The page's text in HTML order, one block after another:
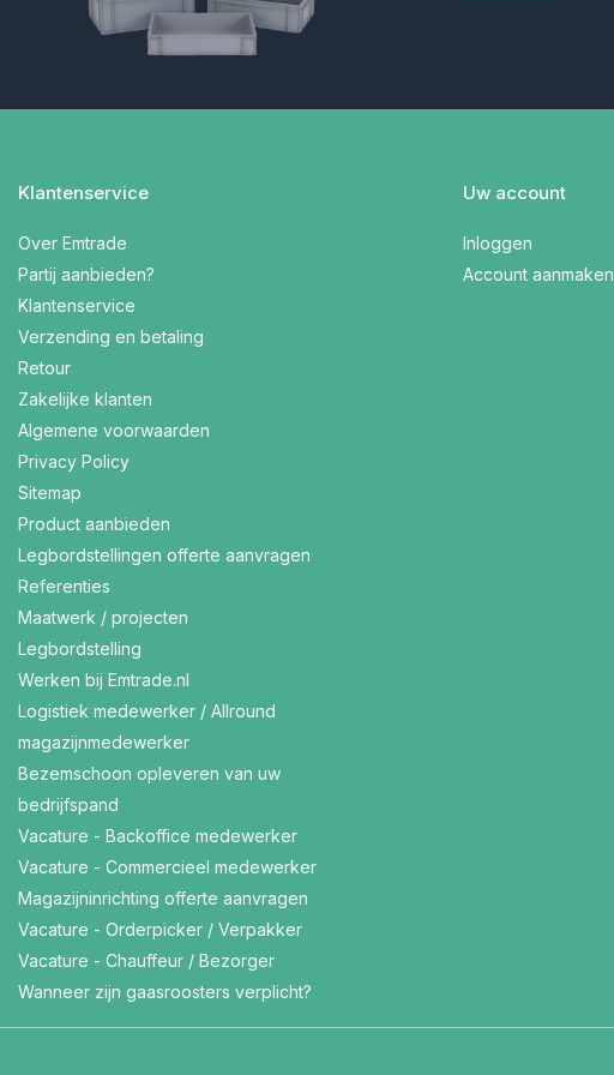
Klantenservice
Over Emtrade
Partij aanbieden?
Klantenservice
Verzending en betaling
Retour
Zakelijke klanten
Algemene voorwaarden
Privacy Policy
Sitemap
Product aanbieden
Legbordstellingen offerte aanvragen
Referenties
Maatwerk / projecten
Legbordstelling
Werken bij Emtrade.nl
Logistiek medewerker / Allround
magazijnmedewerker
Bezemschoon opleveren van uw
bedrijfspand
Vacature - Backoffice medewerker
Vacature - Commercieel medewerker
Magazijninrichting offerte aanvragen
Vacature - Orderpicker / Verpakker
Vacature - Chauffeur / Bezorger
Wanneer zijn gaasroosters verplicht?
Uw account
Inloggen
Account aanmaken